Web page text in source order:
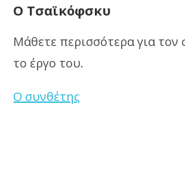
Ο Τσαϊκόφσκυ
Μάθετε περισσότερα για τον
το έργο του.
Ο συνθέτης